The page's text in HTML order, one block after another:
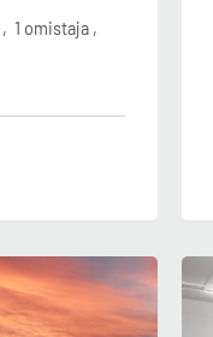
1 omistaja